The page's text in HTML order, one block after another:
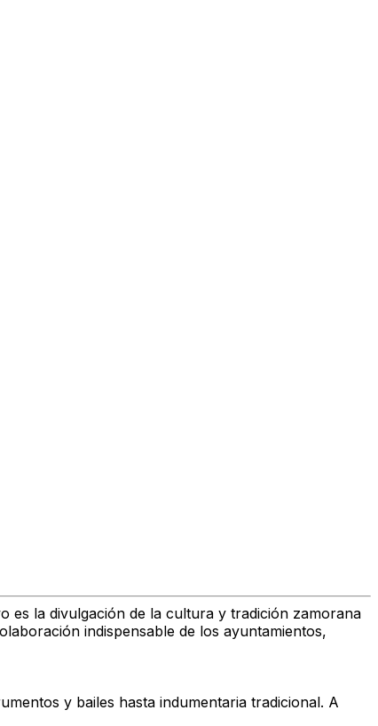
es la divulgación de la cultura y tradición zamorana
indispensable de los ayuntamientos,
y bailes hasta indumentaria tradicional. A